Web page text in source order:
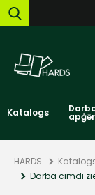
Katalogs
HARDS
Darba cimdi